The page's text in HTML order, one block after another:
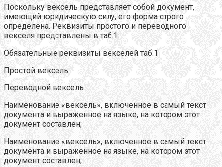
Поскольку вексель представляет собой документ,
имеющий юридическую силу, его форма строго
определена. Реквизиты простого и переводного
векселя представлены в таб.1:
Обязательные реквизиты векселей таб.1
Простой вексель
Переводной вексель
Наименование «вексель», включенное в самый текст
документа и выраженное на языке, на котором этот
документ составлен;
Наименование «вексель», включенное в самый текст
документа и выраженное на языке, на котором этот
документ составлен;